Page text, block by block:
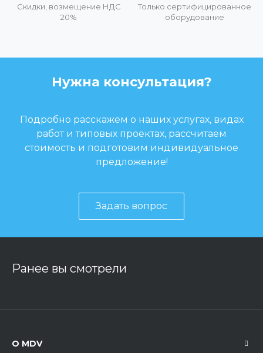
Скидки, возмещение НДС
20%
Только сертифицированное
оборудование
Нужна консультация?
Подробно расскажем о наших услугах, видах
работ и типовых проектах, рассчитаем
стоимость и подготовим индивидуальное
предложение!
Задать вопрос
Ранее вы смотрели
О MDV